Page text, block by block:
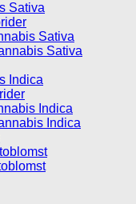
Sativa
Sativa
Sativa
Indica
Indica
Indica